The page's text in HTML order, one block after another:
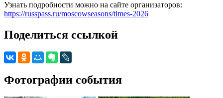
Узнать подробности можно на сайте организаторов:
https://russpass.ru/moscowseasons/times-2026
Поделиться ссылкой
Фотографии события